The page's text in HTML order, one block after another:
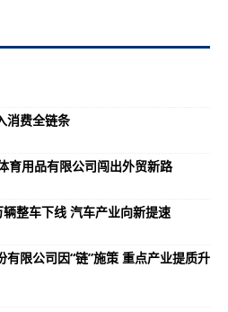
消费全链条
育用品有限公司闯出外贸新路
整车下线 汽车产业向新提速
限公司因“链”施策 重点产业提质升